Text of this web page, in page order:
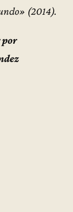
(2014).
por